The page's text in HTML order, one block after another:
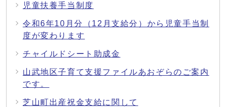
児童扶養手当制度
令和6年10月分（12月支給分）から児童手当制
度が変わります
チャイルドシート助成金
山武地区子育て支援ファイルあおぞらのご案内
です。
芝山町出産祝金支給に関して